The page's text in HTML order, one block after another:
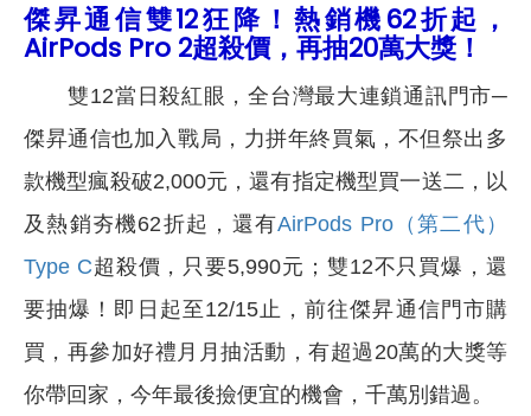
傑昇通信雙12狂降！熱銷機62折起，
AirPods Pro 2超殺價，再抽20萬大獎！
雙12當日殺紅眼，全台灣最大連鎖通訊門市─
傑昇通信也加入戰局，力拼年終買氣，不但祭出多
款機型瘋殺破2,000元，還有指定機型買一送二，以
及熱銷夯機62折起，還有AirPods Pro（第二代）
Type C超殺價，只要5,990元；雙12不只買爆，還
要抽爆！即日起至12/15止，前往傑昇通信門市購
買，再參加好禮月月抽活動，有超過20萬的大獎等
你帶回家，今年最後撿便宜的機會，千萬別錯過。